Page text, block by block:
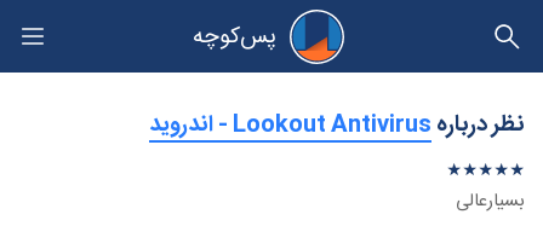
پس‌کوچه
حریم خصوصی
نظر درباره‫Lookout Antivirus - اندروید
★★★★★
★
★
★
★
★
بسیارعالی